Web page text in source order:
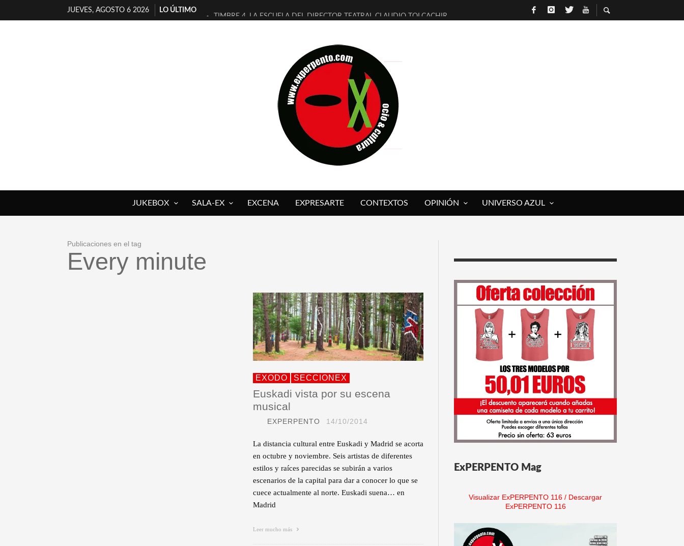
JUEVES, AGOSTO 6 2026
LO ÚLTIMO
TIMBRE 4, LA ESCUELA DEL DIRECTOR TEATRAL CLAUDIO TOLCACHIR
MILITARES JUDÍAS EN #EXVITA
D’BALDOMEROS REINVENTAN [BITÁCORA 3.0] EN EXVITA
MARSHALL FLASH PRESENTA EN EXVITA [RELATIVA SENCILLEZ]
JOFRE BARDAGÍ EN EXVITA INTERPRETANDO A SERRAT
YORCH PRESENTA [CURSO DE ARMONÍA PERSECUTORIA] EN EXVITA
MAGALÍ SARE NOS EXPLICA [DESCASADA]
JUKEBOX SALA-EX EXCENA EXPRESARTE CONTEXTOS OPINIÓN UNIVERSO AZUL
Publicaciones en el tag
Every minute
EXODO SECCIONEX
Euskadi vista por su escena
musical
EXPERPENTO 14/10/2014
La distancia cultural entre Euskadi y Madrid se acorta
en octubre y noviembre. Seis artistas de diferentes
estilos y raíces parecidas se subirán a varios
escenarios de la capital para dar a conocer lo que se
cuece actualmente al norte. Euskadi suena… en
Madrid
Leer mucho más
ExPERPENTO Mag
Visualizar ExPERPENTO 116 / Descargar
ExPERPENTO 116